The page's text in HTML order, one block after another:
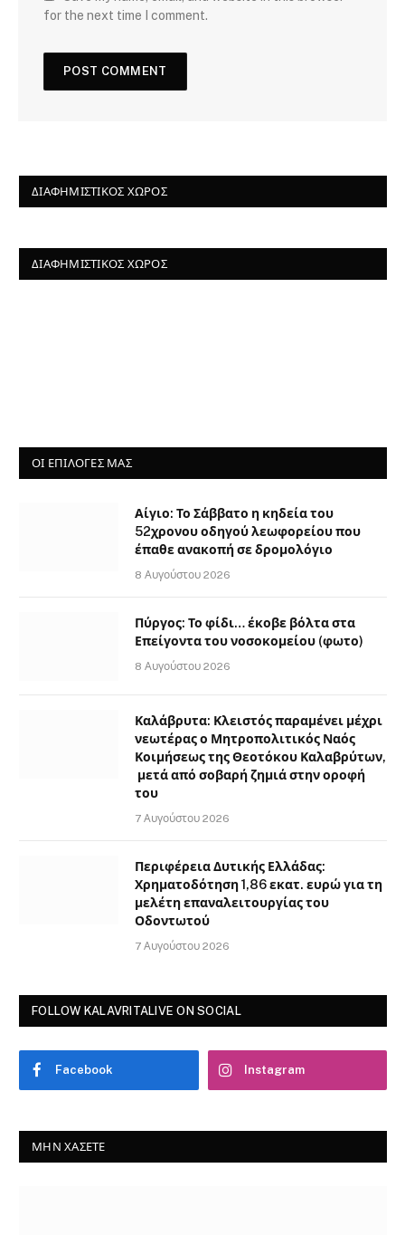
for the next time I comment.
ΔΙΑΦΗΜΙΣΤΙΚΌΣ ΧΏΡΟΣ
ΔΙΑΦΗΜΙΣΤΙΚΌΣ ΧΏΡΟΣ
ΟΙ ΕΠΙΛΟΓΈΣ ΜΑΣ
Αίγιο: Το Σάββατο η κηδεία του
52χρονου οδηγού λεωφορείου που
έπαθε ανακοπή σε δρομολόγιο
8 Αυγούστου 2026
Πύργος: Το φίδι… έκοβε βόλτα στα
Επείγοντα του νοσοκομείου (φωτο)
8 Αυγούστου 2026
Καλάβρυτα: Κλειστός παραμένει μέχρι
νεωτέρας ο Μητροπολιτικός Ναός
Κοιμήσεως της Θεοτόκου Καλαβρύτων,
μετά από σοβαρή ζημιά στην οροφή
του
7 Αυγούστου 2026
Περιφέρεια Δυτικής Ελλάδας:
Χρηματοδότηση 1,86 εκατ. ευρώ για τη
μελέτη επαναλειτουργίας του
Οδοντωτού
7 Αυγούστου 2026
FOLLOW KALAVRITALIVE ON SOCIAL
Facebook Instagram
ΜΗΝ ΧΆΣΕΤΕ